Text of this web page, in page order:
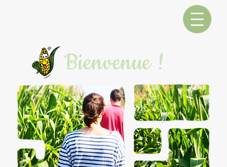
Bienvenue !